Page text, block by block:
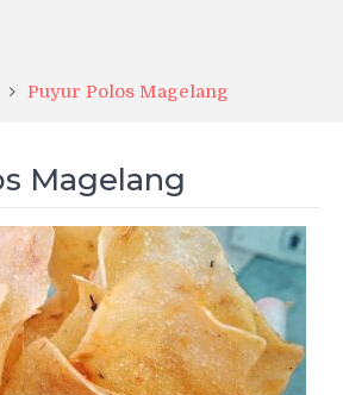
Puyur Polos Magelang
Magelang